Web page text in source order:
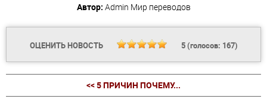
Автор: Admin Мир переводов
ОЦЕНИТЬ НОВОСТЬ 5(голосов: 167)
<< 5 ПРИЧИН ПОЧЕМУ...